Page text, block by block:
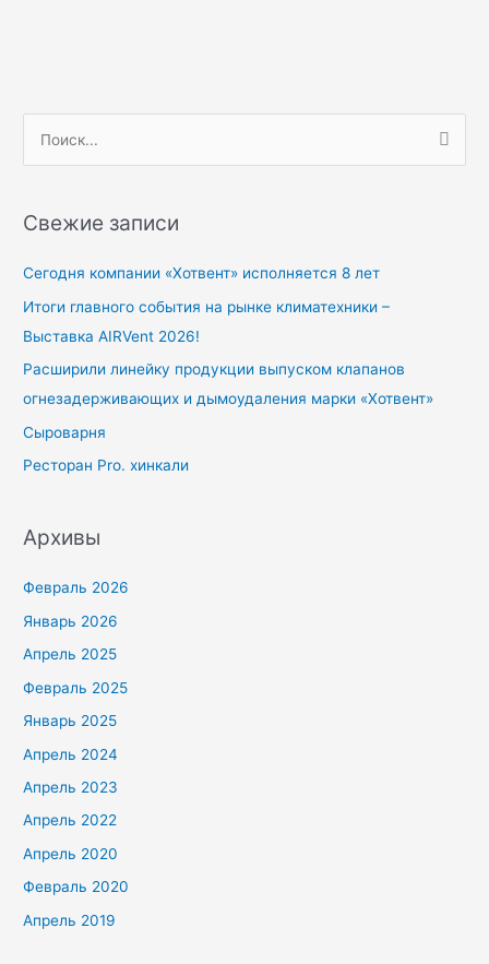
с
Свежие записи
Сегодня компании «Хотвент» исполняется 8 лет
Итоги главного события на рынке климатехники –
Выставка AIRVent 2026!
Расширили линейку продукции выпуском клапанов
огнезадерживающих и дымоудаления марки «Хотвент»
Сыроварня
Ресторан Pro. хинкали
Архивы
Февраль 2026
Январь 2026
Апрель 2025
Февраль 2025
Январь 2025
Апрель 2024
Апрель 2023
Апрель 2022
Апрель 2020
Февраль 2020
Апрель 2019